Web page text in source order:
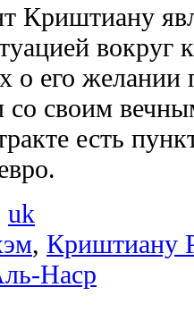
вокруг
о его
со своим
есть
uk
, Криштиану
Наср